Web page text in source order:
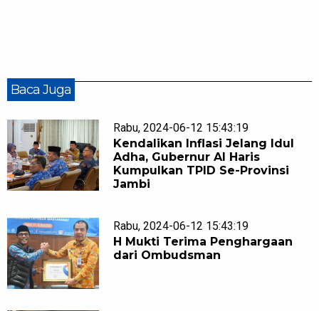
Baca Juga
Rabu, 2024-06-12 15:43:19
Kendalikan Inflasi Jelang Idul
Adha, Gubernur Al Haris
Kumpulkan TPID Se-Provinsi
Jambi
Rabu, 2024-06-12 15:43:19
H Mukti Terima Penghargaan
dari Ombudsman